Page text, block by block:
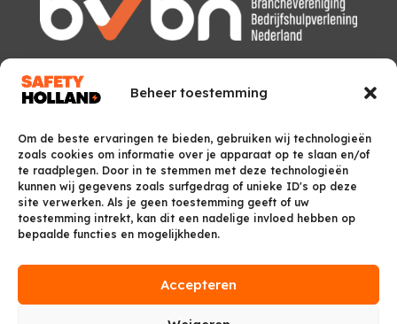
Beheer toestemming
Om de beste ervaringen te bieden, gebruiken wij technologieën
zoals cookies om informatie over je apparaat op te slaan en/of
te raadplegen. Door in te stemmen met deze technologieën
kunnen wij gegevens zoals surfgedrag of unieke ID's op deze
site verwerken. Als je geen toestemming geeft of uw
toestemming intrekt, kan dit een nadelige invloed hebben op
bepaalde functies en mogelijkheden.
Accepteren